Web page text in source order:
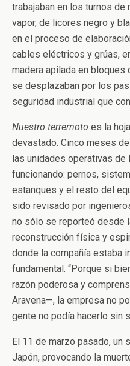
trabajaban en los turnos de
vapor, de licores negro y
en el proceso de
cables eléctricos y grúas,
madera apilada en bloques
se desplazaban por los
seguridad industrial que
Nuestro terremoto es la
devastado. Cinco meses
las unidades operativas de
funcionando: pernos,
estanques y el resto del
sido revisado por
no sólo se reporteó desde
reconstrucción física y
donde la compañía estaba
fundamental. “Porque si
razón poderosa y
Aravena—, la empresa no
gente no podía hacerlo sin
El 11 de marzo pasado, un
Japón, provocando la